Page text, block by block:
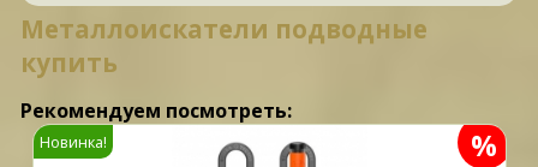
Металлоискатели подводные
купить
Рекомендуем посмотреть:
%
Новинка!